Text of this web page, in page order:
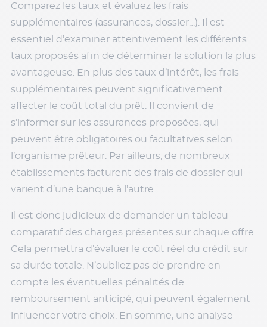
Comparez les taux et évaluez les frais
supplémentaires (assurances, dossier…). Il est
essentiel d’examiner attentivement les différents
taux proposés afin de déterminer la solution la plus
avantageuse. En plus des taux d’intérêt, les frais
supplémentaires peuvent significativement
affecter le coût total du prêt. Il convient de
s’informer sur les assurances proposées, qui
peuvent être obligatoires ou facultatives selon
l’organisme prêteur. Par ailleurs, de nombreux
établissements facturent des frais de dossier qui
varient d’une banque à l’autre.
Il est donc judicieux de demander un tableau
comparatif des charges présentes sur chaque offre.
Cela permettra d’évaluer le coût réel du crédit sur
sa durée totale. N’oubliez pas de prendre en
compte les éventuelles pénalités de
remboursement anticipé, qui peuvent également
influencer votre choix. En somme, une analyse